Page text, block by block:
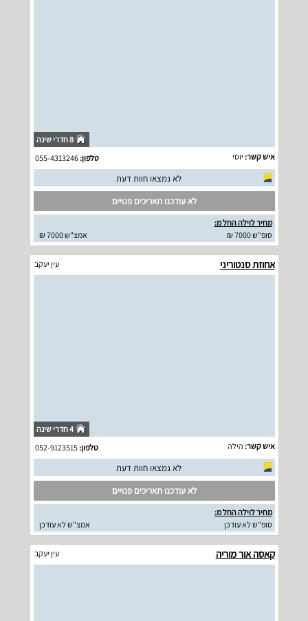
8 חדרי שינה
איש קשר: יוסי טלפון:055-4313246
לא נמצאו חוות דעת
לא עודכנו תאריכים פנויים
מחיר לוילה החל מ:
סופ"ש 7000 ₪
אמצ"ש 7000 ₪
אחוזת סנטוריני עין יעקב
4 חדרי שינה
איש קשר: הילה טלפון:052-9123515
לא נמצאו חוות דעת
לא עודכנו תאריכים פנויים
מחיר לוילה החל מ:
סופ"ש לא עודכן
אמצ"ש לא עודכן
קאסה אור מוריה עין יעקב